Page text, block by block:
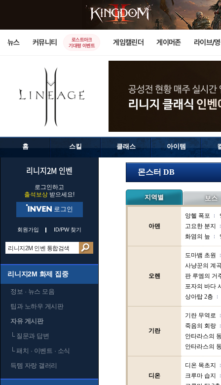
뉴스 커뮤니티
로스트아크
기대평 이벤트
게임캘린더 게이머존 라이브/
홈 스킬 클래스 아이템
리니지2M 인벤
로그인하고
출석보상 받으세요!
로그인
회원가입 ID/PW 찾기
리니지2M 화제 집중
정보 · 뉴스 모음
팁과 노하우 게시판
자유 게시판
└질문과 답변
└패치 · 이벤트 · 소식
득템 자랑 갤러리
몬스터 DB
지역별 보스
아덴
앙헬 폭포
고요한 분지
화염의 늪
오렌
도마뱀 초원
사냥꾼의 계
판 루엠의 거
포자의 바다
상아탑 2층
기란
기란 무역로
죽음의 회랑
안타라스의
안타라스의
디온
디온 목초지
크루마 습지